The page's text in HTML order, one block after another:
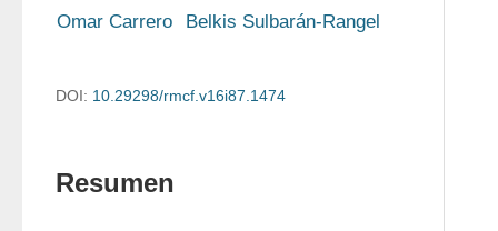
Omar Carrero
Belkis Sulbarán-Rangel
DOI: 10.29298/rmcf.v16i87.1474
Resumen